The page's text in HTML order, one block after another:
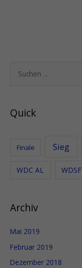
h
:
Quick
Finale Sieg
WDC AL WDSF
Archiv
Mai 2019
Februar 2019
Dezember 2018